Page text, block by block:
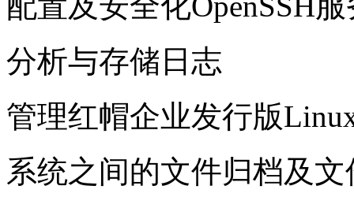
分析与存储日志
管理红帽企业发行版
系统之间的文件归档及